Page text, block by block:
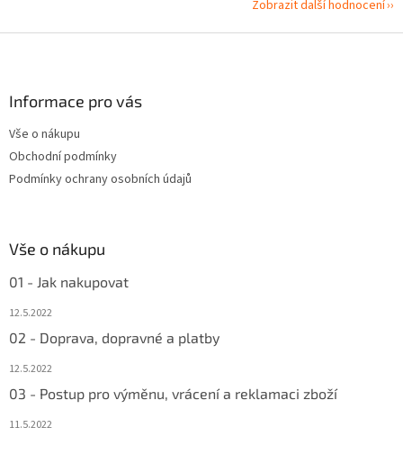
Zobrazit další hodnocení
Informace pro vás
Vše o nákupu
Obchodní podmínky
Podmínky ochrany osobních údajů
Vše o nákupu
01 - Jak nakupovat
12.5.2022
02 - Doprava, dopravné a platby
12.5.2022
03 - Postup pro výměnu, vrácení a reklamaci zboží
11.5.2022